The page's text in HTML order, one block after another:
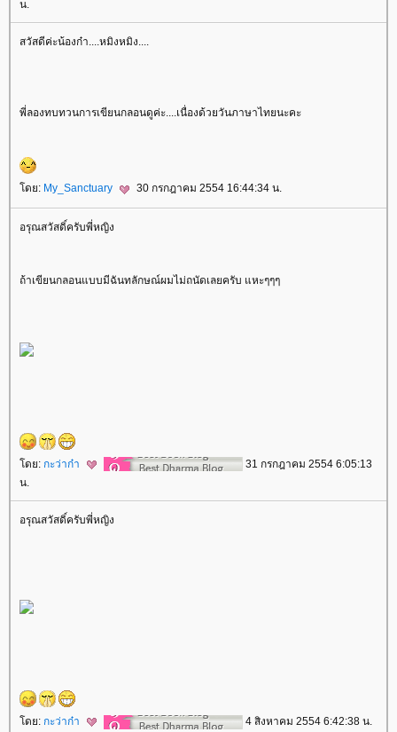
น.
สวัสดีค่ะน้องก๋า....หมิงหมิง....
พี่ลองทบทวนการเขียนกลอนดูค่ะ....เนื่องด้วยวันภาษาไทยนะคะ
ดย: My_Sanctuary 30 กรกฎาคม 2554 16:44:34 น.
อรุณสวัสดิ์ครับพี่หญิง
ถ้าเขียนกลอนแบบมีฉันทลักษณ์ผมไม่ถนัดเลยครับ แหะๆๆๆ
ดย: กะว่าก๋า
31 กรกฎาคม 2554 6:05:13
น.
อรุณสวัสดิ์ครับพี่หญิง
ดย: กะว่าก๋า 4 สิงหาคม 2554 6:42:38 น.